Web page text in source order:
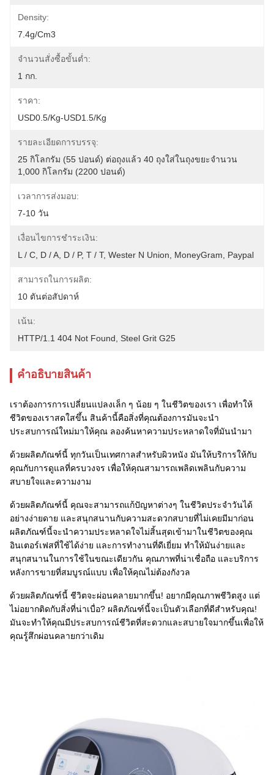
Density:
7.4g/cm3
จำนวนสั่งซื้อขั้นต่ำ:
1 กก.
ราคา:
USD0.5/kg-USD1.5/kg
รายละเอียดการบรรจุ:
25 กิโลกรัม (55 ปอนด์) ต่อถุงแล้ว 40 ถุงใส่ในถุงขยะจำนวน
1,000 กิโลกรัม (2200 ปอนด์)
เวลาการส่งมอบ:
7-10 วัน
เงื่อนไขการชำระเงิน:
L / C, D / A, D / P, T / T, Wester N Union, MoneyGram, Paypal
สามารถในการผลิต:
10 ตันต่อสัปดาห์
เน้น:
HTTP/1.1 404 Not Found
Steel Grit G25
คําอธิบายสินค้า
เราต้องการการเปลี่ยนแปลงเล็ก ๆ น้อย ๆ ในชีวิตของเรา เพื่อทําให้
ชีวิตของเราสดใสขึ้น สินค้านี้คือสิ่งที่คุณต้องการมันจะนํา
ประสบการณ์ใหม่มาให้คุณ ลองค้นหาความประหลาดใจที่มันนํามา
ด้วยผลิตภัณฑ์นี้ ทุกวันเป็นเทศกาลสําหรับผิวหนัง มันให้บริการให้กับ
คุณกับการดูแลที่ครบวงจร เพื่อให้คุณสามารถเพลิดเพลินกับความ
สบายใจและความงาม
ด้วยผลิตภัณฑ์นี้ คุณจะสามารถแก้ปัญหาต่างๆ ในชีวิตประจําวันได้
อย่างง่ายดาย และสนุกสนานกับความสะดวกสบายที่ไม่เคยมีมาก่อน
ผลิตภัณฑ์นี้จะนําความประหลาดใจไม่สิ้นสุดเข้ามาในชีวิตของคุณ
อินเตอร์เฟสที่ใช้ได้ง่าย และการทํางานที่ดีเยี่ยม ทําให้มันง่ายและ
สนุกสนานในการใช้ในขณะเดียวกัน คุณภาพที่น่าเชื่อถือ และบริการ
หลังการขายที่สมบูรณ์แบบ เพื่อให้คุณไม่ต้องกังวล
ด้วยผลิตภัณฑ์นี้ ชีวิตจะผ่อนคลายมากขึ้น! อยากมีคุณภาพชีวิตสูง แต่
ไม่อยากติดกับสิ่งที่น่าเบื่อ? ผลิตภัณฑ์นี้จะเป็นตัวเลือกที่ดีสําหรับคุณ!
มันจะทําให้คุณมีประสบการณ์ชีวิตที่สะดวกและสบายใจมากขึ้นเพื่อให้
คุณรู้สึกผ่อนคลายกว่าเดิม